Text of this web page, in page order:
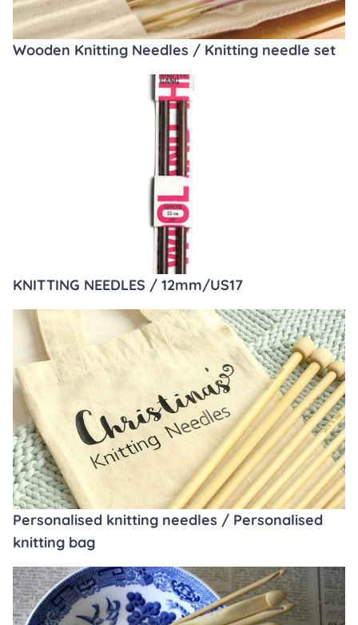
Wooden Knitting Needles / Knitting needle set
KNITTING NEEDLES / 12mm/US17
Personalised knitting needles / Personalised
knitting bag